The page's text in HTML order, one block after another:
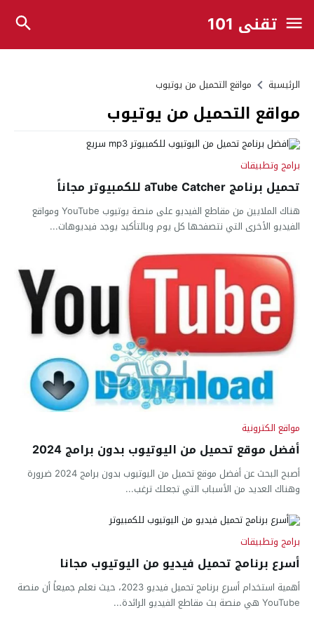
تقني 101
الرئيسية مواقع التحميل من يوتيوب
مواقع التحميل من يوتيوب
برامج وتطبيقات
تحميل برنامج aTube Catcher للكمبيوتر مجاناً
هناك الملايين من مقاطع الفيديو على منصة يوتيوب YouTube ومواقع
الفيديو الأخرى التي نتصفحها كل يوم وبالتأكيد يوجد فيديوهات...
مواقع الكترونية
أفضل موقع تحميل من اليوتيوب بدون برامج 2024
أصبح البحث عن أفضل موقع تحميل من اليوتيوب بدون برامج 2024 ضرورة
وهناك العديد من الأسباب التي تجعلك ترغب...
برامج وتطبيقات
أسرع برنامج تحميل فيديو من اليوتيوب مجانا
أهمية استخدام أسرع برنامج تحميل فيديو 2023، حيث نعلم جميعاً أن منصة
YouTube هي منصة بث مقاطع الفيديو الرائدة...